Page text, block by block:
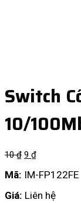
Switch
10/
10₫ 9 ₫
Mã: IM-FP122FE
Giá: Liên hệ